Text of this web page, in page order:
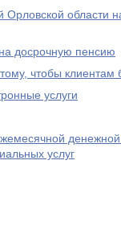
Орловской области
досрочную пенсию
чтобы клиентам
услуги
услуг